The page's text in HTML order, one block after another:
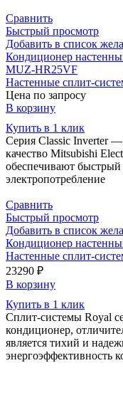
Сравнить
Быстрый просмотр
Добавить в список
Кондиционер
MUZ-HR25VF
Настенные сплит-
Цена по запросу
В корзину
Купить в 1 клик
Серия Classic Inverter —
качество Mitsubishi
обеспечивают
электропотребление
Сравнить
Быстрый просмотр
Добавить в список
Кондиционер
Настенные сплит-
23290 ₽
В корзину
Купить в 1 клик
Сплит-системы Royal
кондиционер,
является тихий и
энергоэффективность